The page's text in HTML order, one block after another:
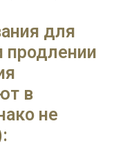
для
продлении
в
не